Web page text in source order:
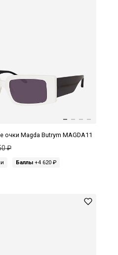
очки Magda Butrym MAGDA11
₽
Баллы +4 620 ₽